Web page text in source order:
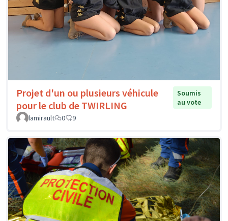
Projet d'un ou plusieurs véhicule
pour le club de TWIRLING
Soumis
au vote
lamirault
0 9